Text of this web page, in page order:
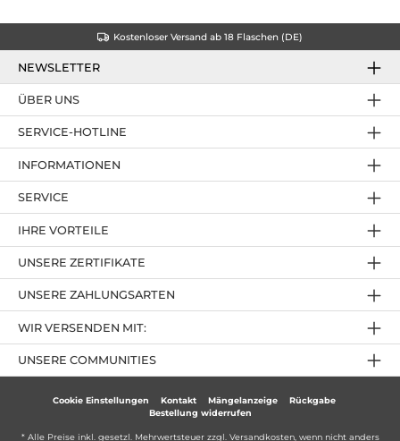
Kostenloser Versand ab 18 Flaschen (DE)
NEWSLETTER
SERVICE-HOTLINE
IHRE VORTEILE
UNSERE ZAHLUNGSARTEN
ÜBER UNS
UNSERE ZERTIFIKATE
INFORMATIONEN
SERVICE
UNSERE COMMUNITIES
WIR VERSENDEN MIT:
Cookie Einstellungen Kontakt Mängelanzeige
Rückgabe
Bestellung widerrufen
* Alle Preise inkl. gesetzl. Mehrwertsteuer zzgl. Versandkosten, wenn nicht anders